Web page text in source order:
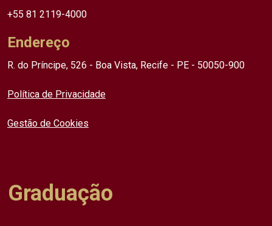
+55 81 2119-4000
Endereço
R. do Príncipe, 526 - Boa Vista, Recife - PE - 50050-900
Política de Privacidade
Gestão de Cookies
Graduação